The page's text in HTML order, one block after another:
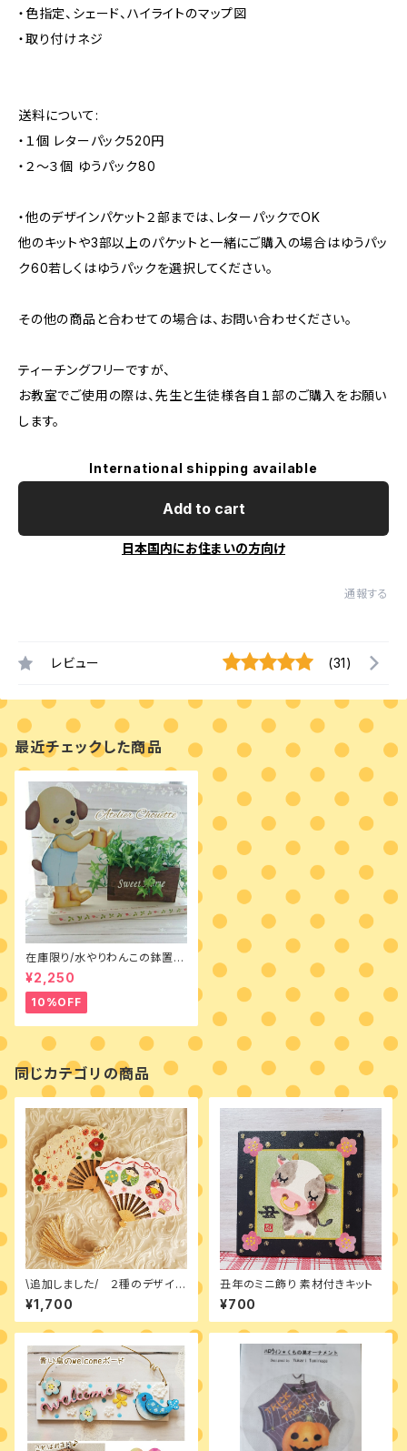
・色指定、シェード、ハイライトのマップ図
・取り付けネジ
送料について:
・１個 レターパック520円
・２～３個 ゆうパック80
・他のデザインパケット２部までは、レターパックでOK
他のキットや3部以上のパケットと一緒にご購入の場合はゆうパッ
ク60若しくはゆうパックを選択してください。
その他の商品と合わせての場合は、お問い合わせください。
ティーチングフリーですが、
お教室でご使用の際は、先生と生徒様各自１部のご購入をお願い
します。
International shipping available
Add to cart
日本国内にお住まいの方向け
通報する
レビュー (31)
最近チェックした商品
在庫限り/水やりわんこの鉢置き
台 素材付きキット
¥2,250
10%OFF
同じカテゴリの商品
\追加しました/ ２種のデザイン
入り素材付きキット【扇の飾り】
¥1,700
丑年のミニ飾り 素材付きキット
¥700